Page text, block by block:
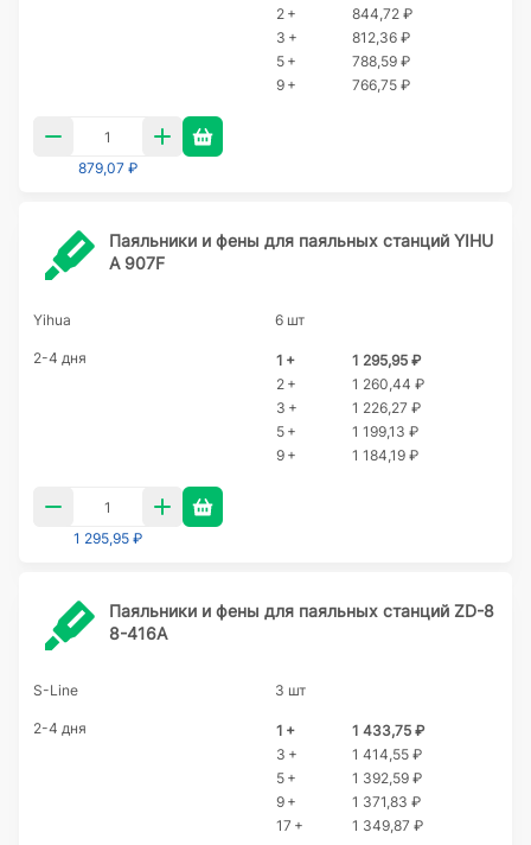
2 +
844,72 ₽
3 +
812,36 ₽
5 +
788,59 ₽
9 +
766,75 ₽
879,07 ₽
Паяльники и фены для паяльных станций YIHU
A 907F
Yihua 6 шт
2-4 дня 1 +
1 295,95 ₽
2 +
1 260,44 ₽
3 +
1 226,27 ₽
5 +
1 199,13 ₽
9 +
1 184,19 ₽
1 295,95 ₽
Паяльники и фены для паяльных станций ZD-8
8-416A
S-Line 3 шт
2-4 дня 1 +
1 433,75 ₽
3 +
1 414,55 ₽
5 +
1 392,59 ₽
9 +
1 371,83 ₽
17 +
1 349,87 ₽